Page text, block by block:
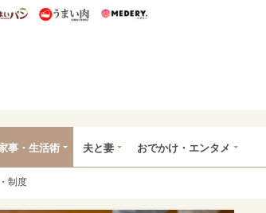
集
めし うまいパン うまい肉
事・生活術 夫と妻 おでかけ・エンタメ
制度